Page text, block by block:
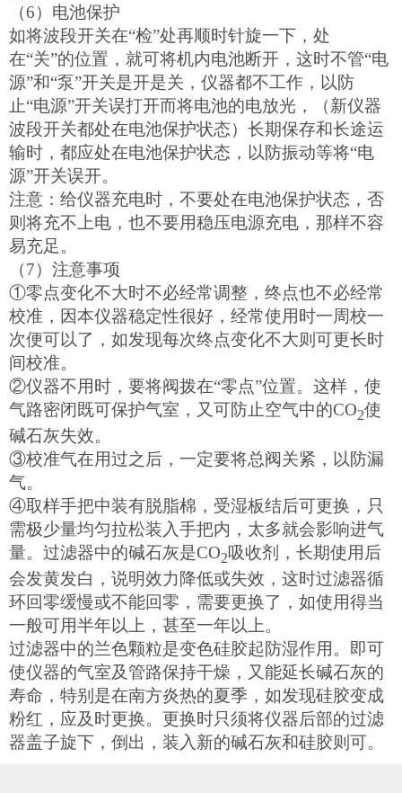
（6）电池保护
如将波段开关在“检”处再顺时针旋一下，处
在“关”的位置，就可将机内电池断开，这时不管“电
源”和“泵”开关是开是关，仪器都不工作，以防
止“电源”开关误打开而将电池的电放光，（新仪器
波段开关都处在电池保护状态）长期保存和长途运
输时，都应处在电池保护状态，以防振动等将“电
源”开关误开。
注意：给仪器充电时，不要处在电池保护状态，否
则将充不上电，也不要用稳压电源充电，那样不容
易充足。
（7）注意事项
①零点变化不大时不必经常调整，终点也不必经常
校准，因本仪器稳定性很好，经常使用时一周校一
次便可以了，如发现每次终点变化不大则可更长时
间校准。
②仪器不用时，要将阀拨在“零点”位置。这样，使
气路密闭既可保护气室，又可防止空气中的CO2使
碱石灰失效。
③校准气在用过之后，一定要将总阀关紧，以防漏
气。
④取样手把中装有脱脂棉，受湿板结后可更换，只
需极少量均匀拉松装入手把内，太多就会影响进气
量。过滤器中的碱石灰是CO2吸收剂，长期使用后
会发黄发白，说明效力降低或失效，这时过滤器循
环回零缓慢或不能回零，需要更换了，如使用得当
一般可用半年以上，甚至一年以上。
过滤器中的兰色颗粒是变色硅胶起防湿作用。即可
使仪器的气室及管路保持干燥，又能延长碱石灰的
寿命，特别是在南方炎热的夏季，如发现硅胶变成
粉红，应及时更换。更换时只须将仪器后部的过滤
器盖子旋下，倒出，装入新的碱石灰和硅胶则可。